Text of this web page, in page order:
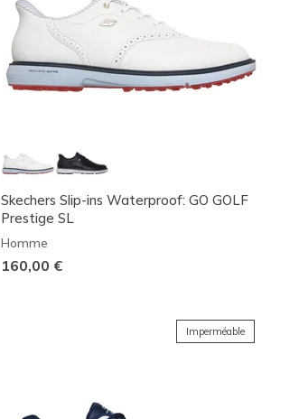
Skechers Slip-ins Waterproof: GO GOLF
Prestige SL
Homme
160,00 €
Imperméable